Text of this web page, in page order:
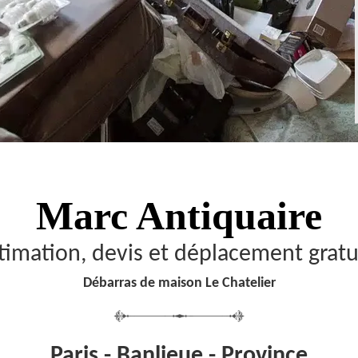
Marc Antiquaire
devis et déplacement
Débarras de maison Le Chatelier